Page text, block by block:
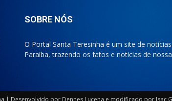
SOBRE NÓS
O Portal Santa Teresinha é um site de
Paraíba, trazendo os fatos e notícias de
| Desenvolvido por Dennes Lucena e modificado por Isac